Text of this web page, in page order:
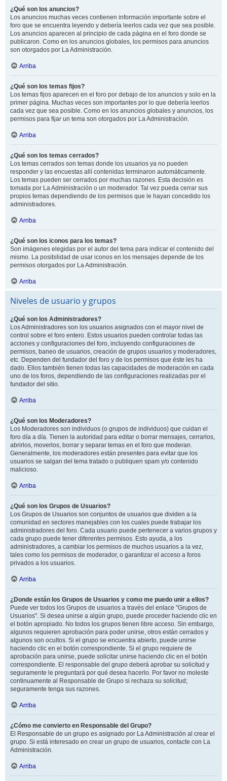
¿Qué son los anuncios?
Los anuncios muchas veces contienen información importante sobre el
foro que se encuentra leyendo y debería leerlos cada vez que sea posible.
Los anuncios aparecen al principio de cada página en el foro donde se
publicaron. Como en los anuncios globales, los permisos para anuncios
son otorgados por La Administración.
Arriba
¿Qué son los temas fijos?
Los temas fijos aparecen en el foro por debajo de los anuncios y solo en la
primer página. Muchas veces son importantes por lo que debería leerlos
cada vez que sea posible. Como en los anuncios globales y anuncios, los
permisos para fijar un tema son otorgados por La Administración.
Arriba
¿Qué son los temas cerrados?
Los temas cerrados son temas donde los usuarios ya no pueden
responder y las encuestas allí contenidas terminaron automáticamente.
Los temas pueden ser cerrados por muchas razones. Esta decisión es
tomada por La Administración o un moderador. Tal vez pueda cerrar sus
propios temas dependiendo de los permisos que le hayan concedido los
administradores.
Arriba
¿Qué son los iconos para los temas?
Son imágenes elegidas por el autor del tema para indicar el contenido del
mismo. La posibilidad de usar iconos en los mensajes depende de los
permisos otorgados por La Administración.
Arriba
Niveles de usuario y grupos
¿Qué son los Administradores?
Los Administradores son los usuarios asignados con el mayor nivel de
control sobre el foro entero. Estos usuarios pueden controlar todas las
acciones y configuraciones del foro, incluyendo configuraciones de
permisos, baneo de usuarios, creación de grupos usuarios y moderadores,
etc. Dependen del fundador del foro y de los permisos que éste les ha
dado. Ellos también tienen todas las capacidades de moderación en cada
uno de los foros, dependiendo de las configuraciones realizadas por el
fundador del sitio.
Arriba
¿Qué son los Moderadores?
Los Moderadores son individuos (o grupos de individuos) que cuidan el
foro día a día. Tienen la autoridad para editar o borrar mensajes, cerrarlos,
abrirlos, moverlos, borrar y separar temas en el foro que moderan.
Generalmente, los moderadores están presentes para evitar que los
usuarios se salgan del tema tratado o publiquen spam y/o contenido
malicioso.
Arriba
¿Qué son los Grupos de Usuarios?
Los Grupos de Usuarios son conjuntos de usuarios que dividen a la
comunidad en sectores manejables con los cuales puede trabajar los
administradores del foro. Cada usuario puede pertenecer a varios grupos y
cada grupo puede tener diferentes permisos. Esto ayuda, a los
administradores, a cambiar los permisos de muchos usuarios a la vez,
tales como los permisos de moderador, o garantizar el acceso a foros
privados a los usuarios.
Arriba
¿Donde están los Grupos de Usuarios y como me puedo unir a ellos?
Puede ver todos los Grupos de usuarios a través del enlace "Grupos de
Usuarios". Si desea unirse a algún grupo, puede proceder haciendo clic en
el botón apropiado. No todos los grupos tienen libre acceso. Sin embargo,
algunos requieren aprobación para poder unirse, otros están cerrados y
algunos son ocultos. Si el grupo se encuentra abierto, puede unirse
haciendo clic en el botón correspondiente. Si el grupo requiere de
aprobación para unirse, puede solicitar unirse haciendo clic en el botón
correspondiente. El responsable del grupo deberá aprobar su solicitud y
seguramente le preguntará por qué desea hacerlo. Por favor no moleste
continuamente al Responsable de Grupo si rechaza su solicitud;
seguramente tenga sus razones.
Arriba
¿Cómo me convierto en Responsable del Grupo?
El Responsable de un grupo es asignado por La Administración al crear el
grupo. Si está interesado en crear un grupo de usuarios, contacte con La
Administración.
Arriba